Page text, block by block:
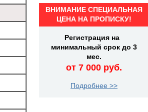
ВНИМАНИЕ СПЕЦИАЛЬНАЯ
ЦЕНА НА ПРОПИСКУ!
Регистрация на
минимальный срок до 3
мес.
от 7 000 руб.
Подробнее >>